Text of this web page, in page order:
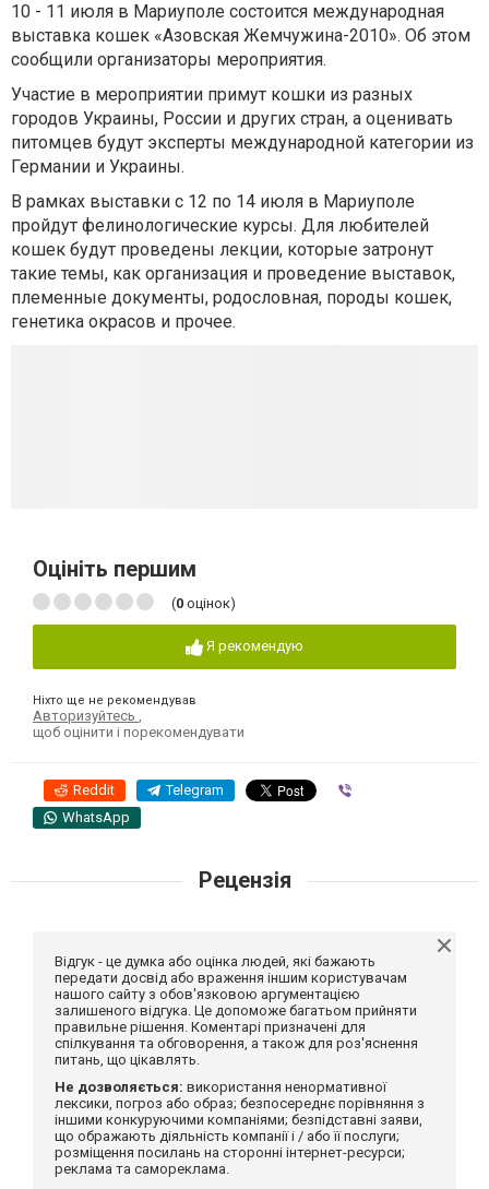
10 - 11 июля в Мариуполе состоится международная
выставка кошек «Азовская Жемчужина-2010». Об этом
сообщили организаторы мероприятия.
Участие в мероприятии примут кошки из разных
городов Украины, России и других стран, а оценивать
питомцев будут эксперты международной категории из
Германии и Украины.
В рамках выставки с 12 по 14 июля в Мариуполе
пройдут фелинологические курсы. Для любителей
кошек будут проведены лекции, которые затронут
такие темы, как организация и проведение выставок,
племенные документы, родословная, породы кошек,
генетика окрасов и прочее.
Оцініть першим
(0 оцінок)
Я рекомендую
Ніхто ще не рекомендував
Авторизуйтесь
щоб оцінити і порекомендувати
Reddit Telegram
WhatsApp
Рецензія
Відгук - це думка або оцінка людей, які бажають
передати досвід або враження іншим користувачам
нашого сайту з обов'язковою аргументацією
залишеного відгука. Це допоможе багатьом прийняти
правильне рішення. Коментарі призначені для
спілкування та обговорення, а також для роз'яснення
питань, що цікавлять.
Не дозволяється: використання ненормативної
лексики, погроз або образ; безпосереднє порівняння з
іншими конкуруючими компаніями; безпідставні заяви,
що ображають діяльність компанії і / або її послуги;
розміщення посилань на сторонні інтернет-ресурси;
реклама та самореклама.